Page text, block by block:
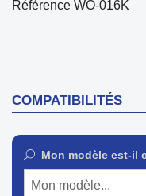
Référence WO-016K
COMPATIBILITÉS
Mon modèle est-il
Mon modèle...